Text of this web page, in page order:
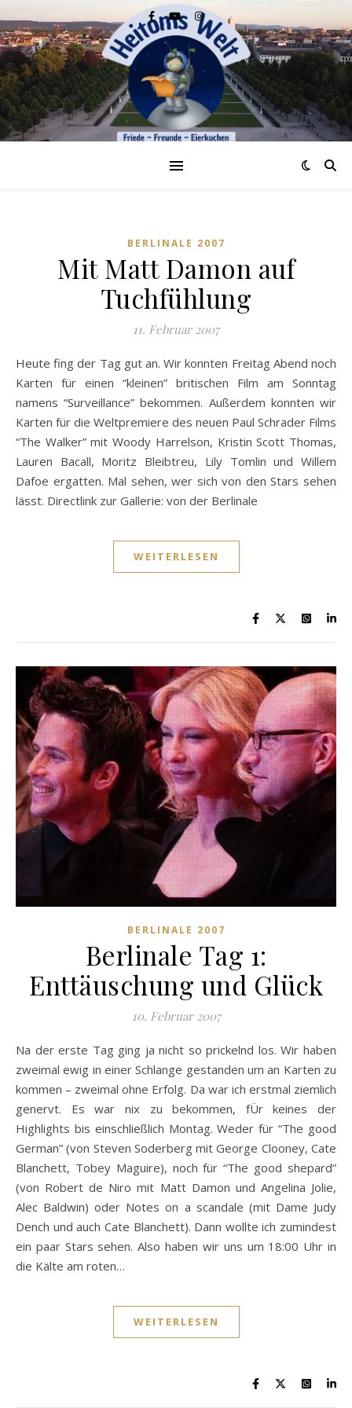
BERLINALE 2007
Mit Matt Damon auf
Tuchfühlung
11. Februar 2007
Heute fing der Tag gut an. Wir konnten Freitag Abend noch
Karten für einen “kleinen” britischen Film am Sonntag
namens “Surveillance” bekommen. Außerdem konnten wir
Karten für die Weltpremiere des neuen Paul Schrader Films
“The Walker” mit Woody Harrelson, Kristin Scott Thomas,
Lauren Bacall, Moritz Bleibtreu, Lily Tomlin und Willem
Dafoe ergatten. Mal sehen, wer sich von den Stars sehen
lässt. Directlink zur Gallerie: von der Berlinale
WEITERLESEN
BERLINALE 2007
Berlinale Tag 1:
Enttäuschung und Glück
10. Februar 2007
Na der erste Tag ging ja nicht so prickelnd los. Wir haben
zweimal ewig in einer Schlange gestanden um an Karten zu
kommen – zweimal ohne Erfolg. Da war ich erstmal ziemlich
genervt. Es war nix zu bekommen, fÜr keines der
Highlights bis einschließlich Montag. Weder für “The good
German” (von Steven Soderberg mit George Clooney, Cate
Blanchett, Tobey Maguire), noch für “The good shepard”
(von Robert de Niro mit Matt Damon und Angelina Jolie,
Alec Baldwin) oder Notes on a scandale (mit Dame Judy
Dench und auch Cate Blanchett). Dann wollte ich zumindest
ein paar Stars sehen. Also haben wir uns um 18:00 Uhr in
die Kälte am roten…
WEITERLESEN